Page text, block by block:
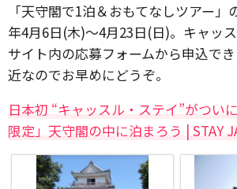
「天守閣で1泊＆おもてなしツアー」
年4月6日(木)〜4月23日(日)。キャッ
サイト内の応募フォームから申込で
近なのでお早めにどうぞ。
日本初 “キャッスル・ステイ”がつい
限定」天守閣の中に泊まろう | STAY